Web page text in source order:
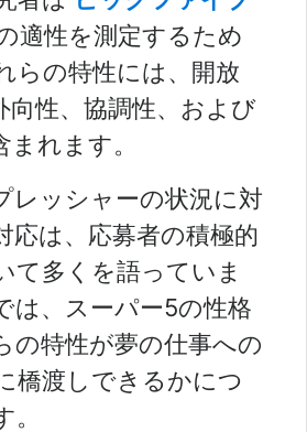
適性を測定するため
らの特性には、開放
向性、協調性、および
れます。
レッシャーの状況に対
応は、応募者の積極的
て多くを語っていま
は、スーパー5の性格
の特性が夢の仕事への
橋渡しできるかにつ